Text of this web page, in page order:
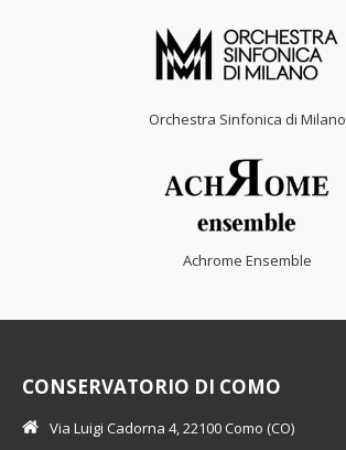
Orchestra Sinfonica di Milano
Achrome Ensemble
CONSERVATORIO DI COMO
Via Luigi Cadorna 4, 22100 Como (CO)